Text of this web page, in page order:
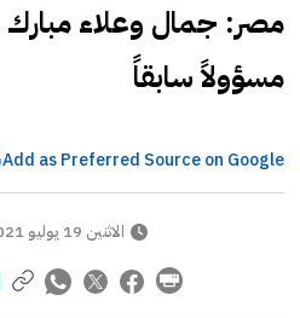
مسؤولاً سابقاً
Add as Preferred Source on Google
الاثنين 19 يوليو 2021